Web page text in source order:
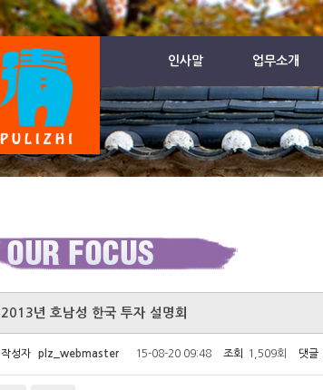
인사말 업무소개
2013년 호남성 한국 투자 설명회
작성자 plz_webmaster 15-08-20 09:48 조회 1,509회 댓글